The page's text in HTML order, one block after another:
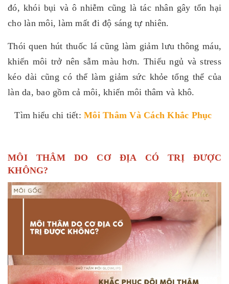
đó, khói bụi và ô nhiễm cũng là tác nhân gây tổn hại
cho làn môi, làm mất đi độ sáng tự nhiên.
Thói quen hút thuốc lá cũng làm giảm lưu thông máu,
khiến môi trở nên sẫm màu hơn. Thiếu ngủ và stress
kéo dài cũng có thể làm giảm sức khỏe tổng thể của
làn da, bao gồm cả môi, khiến môi thâm và khô.
Tìm hiểu chi tiết: Môi Thâm Và Cách Khắc Phục
MÔI THÂM DO CƠ ĐỊA CÓ TRỊ ĐƯỢC
KHÔNG?